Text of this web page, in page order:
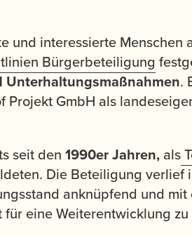
und interessierte
Bürgerbeteiligung
Unterhaltungsmaßnahmen.
GmbH als
seit den 1990er Jahren, als
Die Beteiligung verlief
anknüpfend und
eine Weiterentwicklung zu